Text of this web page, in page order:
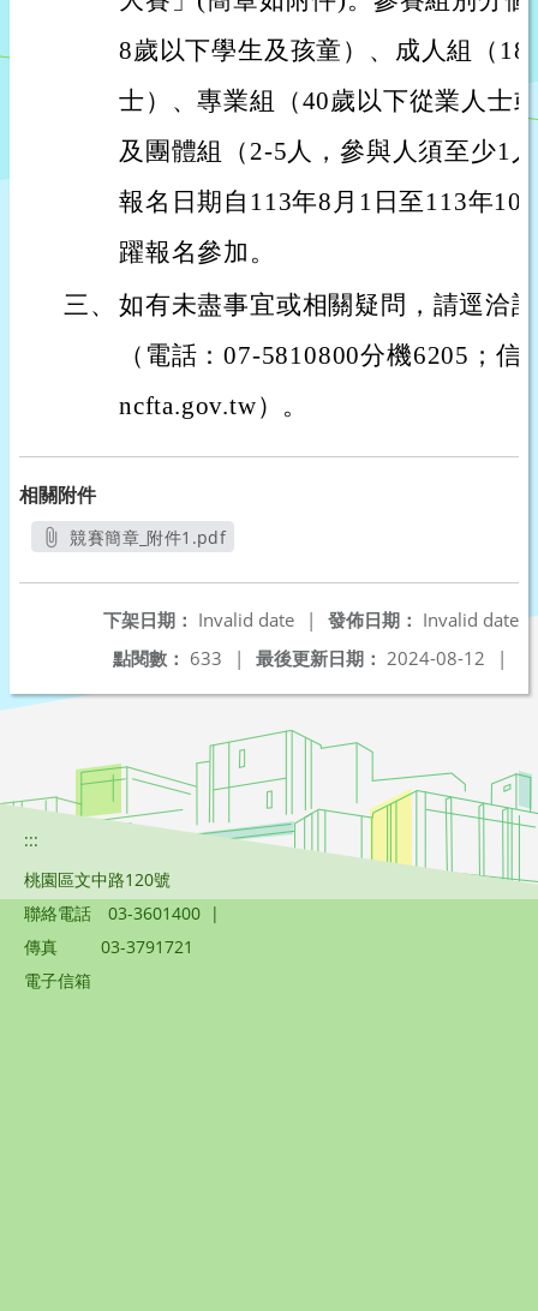
8歲以下學生及孩童）、成人組（
士）、專業組（40歲以下從業人士
及團體組（2-5人，參與人須至少1
報名日期自113年8月1日至113年10
躍報名參加。
三、 如有未盡事宜或相關疑問，請逕洽
（電話：07-5810800分機6205；信
ncfta.gov.tw）。
相關附件
競賽簡章_附件1.pdf
發佈日期： Invalid date
下架日期： Invalid date
|
最後更新日期： 2024-08-12 |
點閱數： 633 |
:::
桃園區文中路120號
聯絡電話
03-3601400 |
傳真
03-3791721
電子信箱